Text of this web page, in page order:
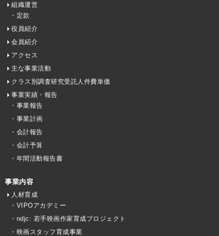
組織運営
・定款
役員紹介
会員紹介
アクセス
主な事業活動
クラス別調査研究受託人件費単価
事業実績・報告
・事業報告
・事業計画
・会計報告
・会計予算
・年間活動報告書
事業内容
人材育成
・VIPOアカデミー
・ndjc: 若手映画作家育成プロジェクト
・映画スタッフ育成事業